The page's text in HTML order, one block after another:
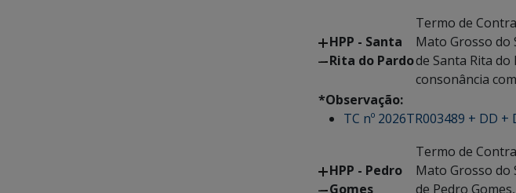
HPP - Santa
Rita do Pardo
Termo de
Mato Grosso do
de Santa Rita
consonância
*Observação:
TC nº 2026TR003489 + DD +
HPP - Pedro
Gomes
Termo de
Mato Grosso do
de Pedro